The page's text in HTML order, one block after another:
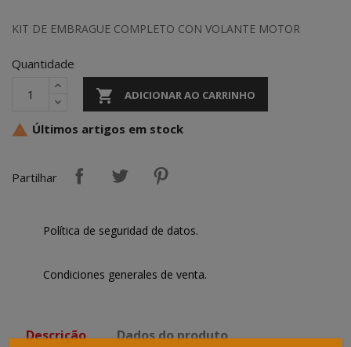
KIT DE EMBRAGUE COMPLETO CON VOLANTE MOTOR
Quantidade
 ADICIONAR AO CARRINHO
 Últimos artigos em stock
Partilhar
Política de seguridad de datos.
Condiciones generales de venta.
Descrição Dados do produto